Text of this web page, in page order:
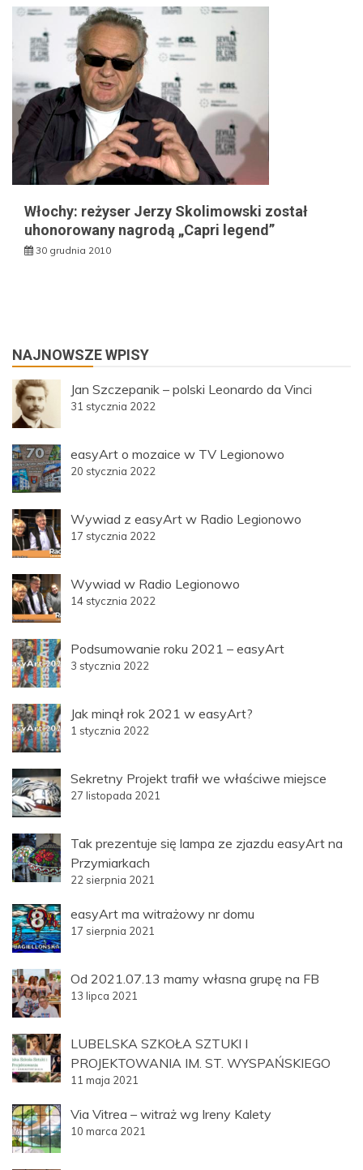
Włochy: reżyser Jerzy Skolimowski został
uhonorowany nagrodą „Capri legend”
30 grudnia 2010
NAJNOWSZE WPISY
Jan Szczepanik – polski Leonardo da Vinci
31 stycznia 2022
easyArt o mozaice w TV Legionowo
20 stycznia 2022
Wywiad z easyArt w Radio Legionowo
17 stycznia 2022
Wywiad w Radio Legionowo
14 stycznia 2022
Podsumowanie roku 2021 – easyArt
3 stycznia 2022
Jak minął rok 2021 w easyArt?
1 stycznia 2022
Sekretny Projekt trafił we właściwe miejsce
27 listopada 2021
Tak prezentuje się lampa ze zjazdu easyArt na
Przymiarkach
22 sierpnia 2021
easyArt ma witrażowy nr domu
17 sierpnia 2021
Od 2021.07.13 mamy własna grupę na FB
13 lipca 2021
LUBELSKA SZKOŁA SZTUKI I
PROJEKTOWANIA IM. ST. WYSPAŃSKIEGO
11 maja 2021
Via Vitrea – witraż wg Ireny Kalety
10 marca 2021